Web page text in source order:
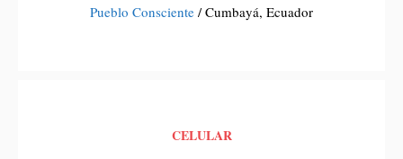
Pueblo Consciente / Cumbayá, Ecuador
CELULAR